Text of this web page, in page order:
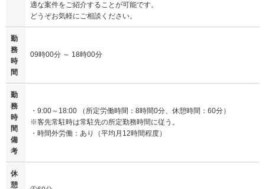
適な案件をご紹介することが可能です。
どうぞお気軽にご相談ください。
勤
務
時
間
09時00分 ～ 18時00分
勤
務
時
間
備
考
・9:00～18:00 （所定労働時間：8時間0分、休憩時間：60分）
※客先常駐時は常駐先の所定勤務時間に従う。
・時間外労働：あり（平均月12時間程度）
休
憩